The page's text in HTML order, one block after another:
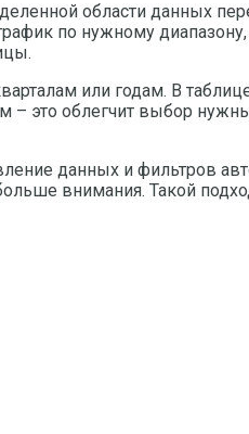
области данных
по нужному
или годам. В
– это облегчит выбор
данных и фильтров
внимания. Такой